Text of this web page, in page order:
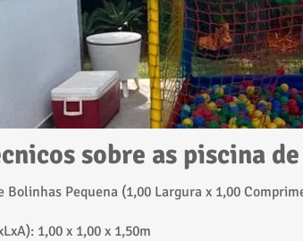
sobre as piscina
Bolinhas Pequena (1,00 Largura x 1,00
1,00 x 1,00 x 1,50m